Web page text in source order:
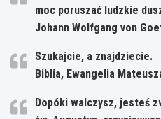
moc poruszać ludzkie
Johann Wolfgang von
Szukajcie, a znajdziecie.
Biblia, Ewangelia
Dopóki walczysz, jesteś